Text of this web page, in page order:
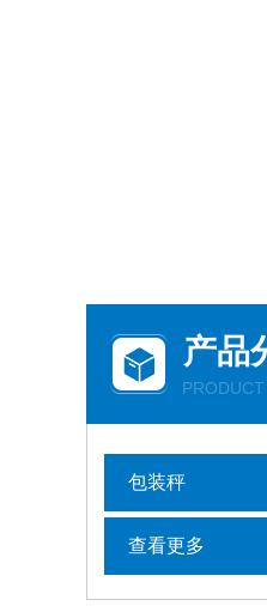
产品
包装秤
查看更多